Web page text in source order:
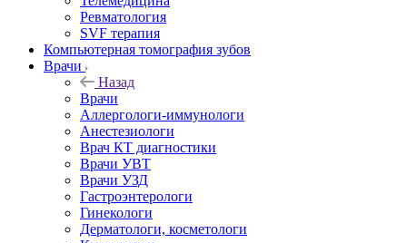
Ревматология
SVF терапия
Компьютерная томография зубов
Врачи
Назад
Врачи
Аллергологи-иммунологи
Анестезиологи
Врач КТ диагностики
Врачи УВТ
Врачи УЗД
Гастроэнтерологи
Гинекологи
Дерматологи, косметологи